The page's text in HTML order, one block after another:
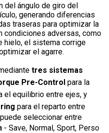
del ángulo de giro del
generando diferencias
traseras para optimizar la
condiciones adversas, como
hielo, el sistema corrige
el agarre.
tres sistemas
Pre-Control para la
el equilibrio entre ejes, y
para el reparto entre
seleccionar entre
- Save, Normal, Sport, Perso